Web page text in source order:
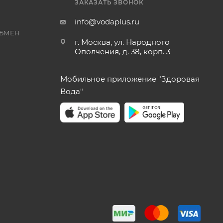
ЗАКАЗАТЬ ЗВОНОК
info@vodaplus.ru
г. Москва, ул. Народного
Ополчения, д. 38, корп. 3
Мобильное приложение "Здоровая
Вода"